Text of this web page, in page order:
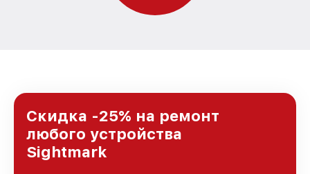
Скидка -25% на ремонт
любого устройства
Sightmark